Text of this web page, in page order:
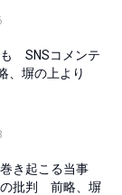
も SNSコメンテ
、塀の上より
き起こる当事
の批判 前略、塀